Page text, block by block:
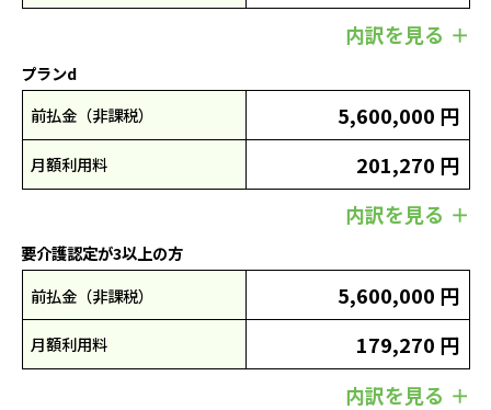
内訳を見る
プランd
前払金（非課税）
5,600,000 円
月額利用料
201,270 円
内訳を見る
要介護認定が3以上の方
前払金（非課税）
5,600,000 円
月額利用料
179,270 円
内訳を見る